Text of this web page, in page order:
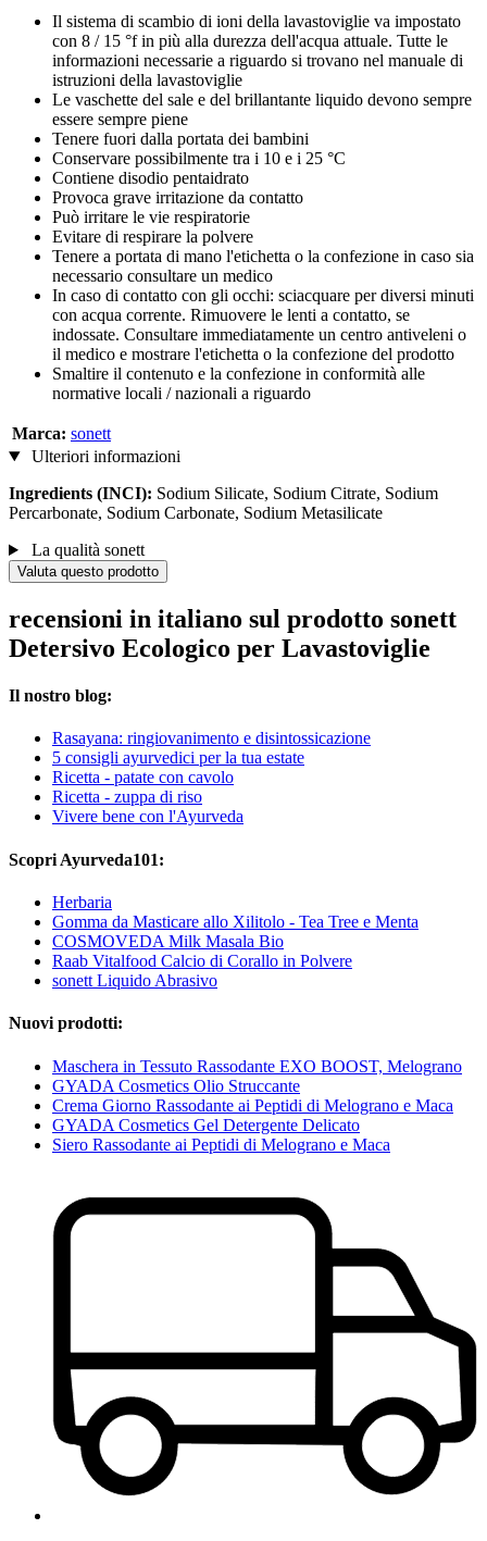
Il sistema di scambio di ioni della lavastoviglie va impostato
con 8 / 15 °f in più alla durezza dell'acqua attuale. Tutte le
informazioni necessarie a riguardo si trovano nel manuale di
istruzioni della lavastoviglie
Le vaschette del sale e del brillantante liquido devono sempre
essere sempre piene
Tenere fuori dalla portata dei bambini
Conservare possibilmente tra i 10 e i 25 °C
Contiene disodio pentaidrato
Provoca grave irritazione da contatto
Può irritare le vie respiratorie
Evitare di respirare la polvere
Tenere a portata di mano l'etichetta o la confezione in caso sia
necessario consultare un medico
In caso di contatto con gli occhi: sciacquare per diversi minuti
con acqua corrente. Rimuovere le lenti a contatto, se
indossate. Consultare immediatamente un centro antiveleni o
il medico e mostrare l'etichetta o la confezione del prodotto
Smaltire il contenuto e la confezione in conformità alle
normative locali / nazionali a riguardo
Marca: sonett
Ulteriori informazioni
Ingredients (INCI): Sodium Silicate, Sodium Citrate, Sodium
Percarbonate, Sodium Carbonate, Sodium Metasilicate
La qualità sonett
Valuta questo prodotto
recensioni in italiano sul prodotto sonett
Detersivo Ecologico per Lavastoviglie
Il nostro blog:
Rasayana: ringiovanimento e disintossicazione
5 consigli ayurvedici per la tua estate
Ricetta - patate con cavolo
Ricetta - zuppa di riso
Vivere bene con l'Ayurveda
Scopri Ayurveda101:
Herbaria
Gomma da Masticare allo Xilitolo - Tea Tree e Menta
COSMOVEDA Milk Masala Bio
Raab Vitalfood Calcio di Corallo in Polvere
sonett Liquido Abrasivo
Nuovi prodotti:
Maschera in Tessuto Rassodante EXO BOOST, Melograno
GYADA Cosmetics Olio Struccante
Crema Giorno Rassodante ai Peptidi di Melograno e Maca
GYADA Cosmetics Gel Detergente Delicato
Siero Rassodante ai Peptidi di Melograno e Maca